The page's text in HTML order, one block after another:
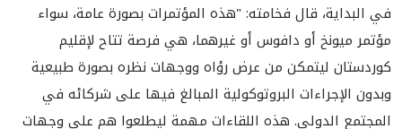
في البداية، قال فخامته: "هذه المؤتمرات بصورة عامة، سواء
مؤتمر ميونخ أو دافوس أو غيرهما، هي فرصة تتاح لإقليم
كوردستان ليتمكن من عرض رؤاه ووجهات نظره بصورة طبيعية
وبدون الإجراءات البروتوكولية المبالغ فيها على شركائه في
المجتمع الدولي. هذه اللقاءات مهمة ليطلعوا هم على وجهات